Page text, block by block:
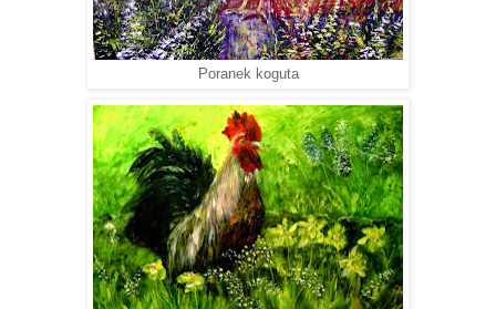
Poranek koguta